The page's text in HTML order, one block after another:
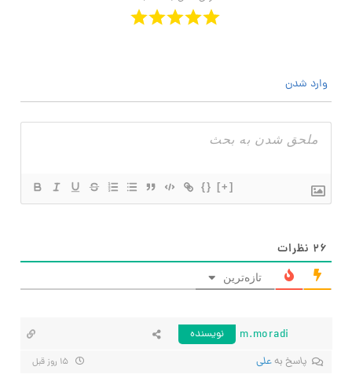
وارد شدن
{} [+]
۲۶ نظرات
تازه‌ترین
m.moradi
نویسنده
پاسخ بهعلی